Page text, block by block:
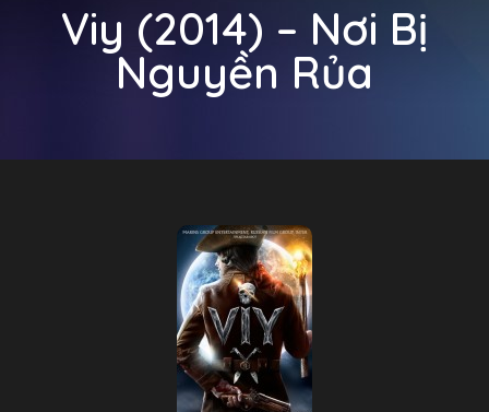
Viy (2014) – Nơi Bị
Nguyền Rủa